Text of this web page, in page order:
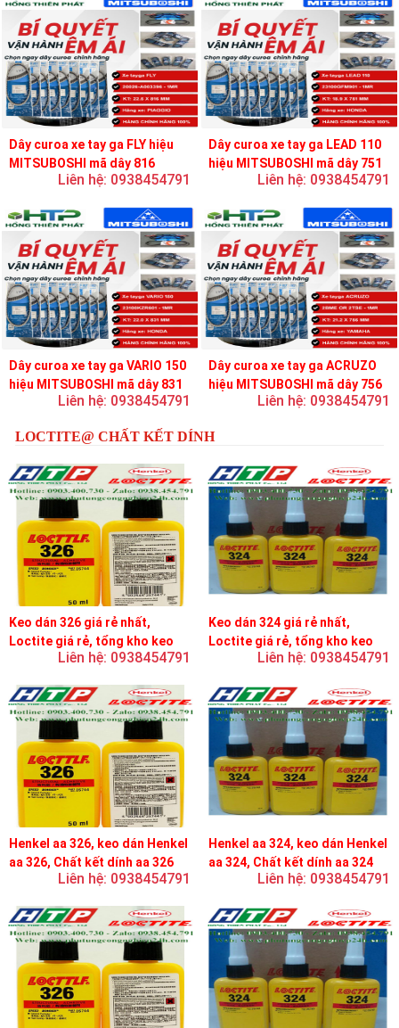
Dây curoa xe tay ga FLY hiệu
MITSUBOSHI mã dây 816
Liên hệ: 0938454791
Dây curoa xe tay ga LEAD 110
hiệu MITSUBOSHI mã dây 751
Liên hệ: 0938454791
Dây curoa xe tay ga VARIO 150
hiệu MITSUBOSHI mã dây 831
Liên hệ: 0938454791
Dây curoa xe tay ga ACRUZO
hiệu MITSUBOSHI mã dây 756
Liên hệ: 0938454791
LOCTITE@ CHẤT KẾT DÍNH
Keo dán 326 giá rẻ nhất,
Loctite giá rẻ, tổng kho keo
Liên hệ: 0938454791
Keo dán 324 giá rẻ nhất,
Loctite giá rẻ, tổng kho keo
Liên hệ: 0938454791
Henkel aa 326, keo dán Henkel
aa 326, Chất kết dính aa 326
Liên hệ: 0938454791
Henkel aa 324, keo dán Henkel
aa 324, Chất kết dính aa 324
Liên hệ: 0938454791